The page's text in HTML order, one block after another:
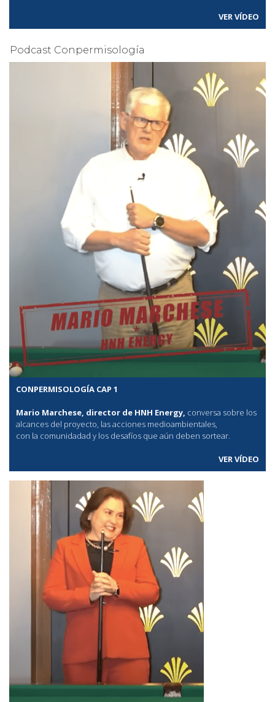
VER VÍDEO
Podcast Conpermisología
CONPERMISOLOGÍA CAP 1
Mario Marchese, director de HNH Energy, conversa sobre los
alcances del proyecto, las acciones medioambientales,
con la comunidadad y los desafíos que aún deben sortear.
VER VÍDEO